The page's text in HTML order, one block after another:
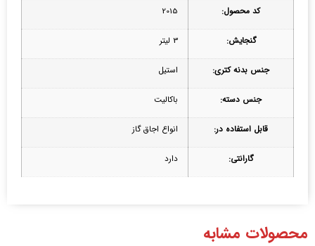
کد محصول: 2015
گنجایش: 3 لیتر
جنس بدنه کتری: استیل
جنس دسته: باکالیت
قابل استفاده در: انواع اجاق گاز
گارانتی: دارد
محصولات مشابه